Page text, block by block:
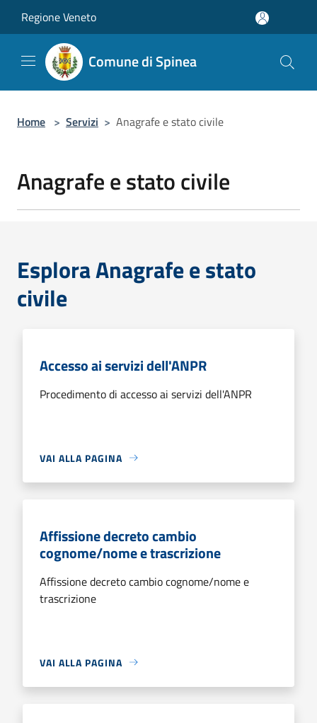
Regione Veneto
Comune di Spinea
Home > Servizi > Anagrafe e stato civile
Anagrafe e stato civile
Esplora Anagrafe e stato
civile
Accesso ai servizi dell'ANPR
Procedimento di accesso ai servizi dell'ANPR
VAI ALLA PAGINA
Affissione decreto cambio
cognome/nome e trascrizione
Affissione decreto cambio cognome/nome e
trascrizione
VAI ALLA PAGINA